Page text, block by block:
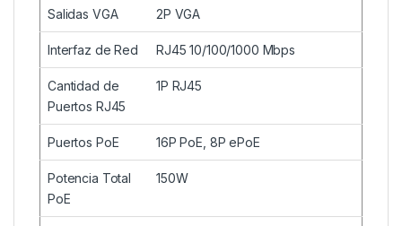
Salidas VGA 2P VGA
Interfaz de Red RJ45 10/100/1000 Mbps
Cantidad de
Puertos RJ45
1P RJ45
Puertos PoE 16P PoE, 8P ePoE
Potencia Total
PoE
150W